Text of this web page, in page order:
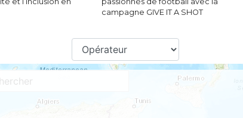
campagne GIVE IT A SHOT